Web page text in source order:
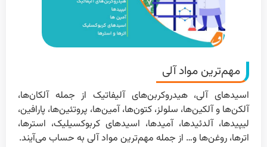
مهم‌ترین مواد آلی
اسیدهای آلی، هیدروکربن‌های آلیفاتیک از جمله آلکان‌ها،
آلکن‌ها و آلکین‌ها، سلولز، کتون‌ها، آمین‌ها، پروتئین‌ها، پارافین،
لیپیدها، آلدئیدها، آمیدها، اسیدهای کربوکسیلیک، استرها،
اترها، روغن‌ها و… از جمله مهم‌ترین مواد آلی به حساب می‌آیند.